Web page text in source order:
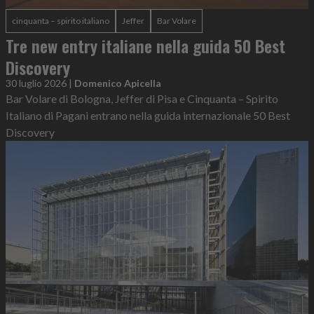
cinquanta – spirito italiano Jeffer Bar Volare
Tre new entry italiane nella guida 50 Best
Discovery
30 luglio 2026 | Domenico Apicella
Bar Volare di Bologna, Jeffer di Pisa e Cinquanta – Spirito
Italiano di Pagani entrano nella guida internazionale 50 Best
Discovery